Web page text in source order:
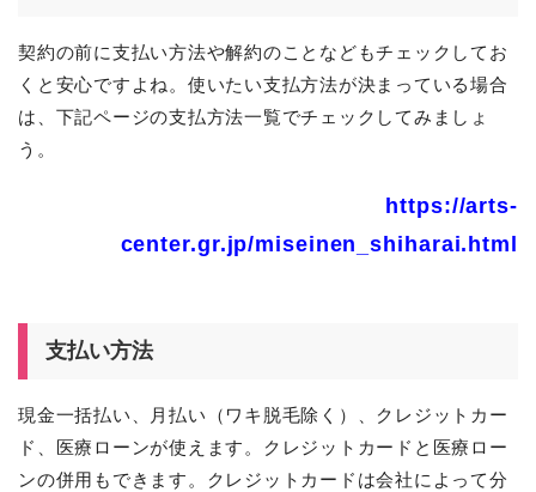
契約の前に支払い方法や解約のことなどもチェックしてお
くと安心ですよね。使いたい支払方法が決まっている場合
は、下記ページの支払方法一覧でチェックしてみましょ
う。
https://arts-
center.gr.jp/miseinen_shiharai.html
支払い方法
現金一括払い、月払い（ワキ脱毛除く）、クレジットカー
ド、医療ローンが使えます。クレジットカードと医療ロー
ンの併用もできます。クレジットカードは会社によって分